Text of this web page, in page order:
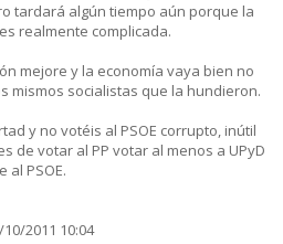
tardará algún tiempo aún porque la
realmente complicada.
mejore y la economía vaya bien no
mismos socialistas que la hundieron.
y no votéis al PSOE corrupto, inútil
de votar al PP votar al menos a UPyD
al PSOE.
2011 10:04